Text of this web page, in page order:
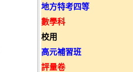
陣)全科目合輯版(3片裝)
地方特考四等
數學科
校用
高元補習班
評量卷